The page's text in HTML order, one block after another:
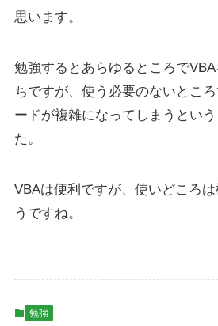
思います。
勉強するとあらゆるところで
ちですが、使う必要のないとこ
ードが複雑になってしまうとい
た。
VBAは便利ですが、使いどころ
うですね。
勉強